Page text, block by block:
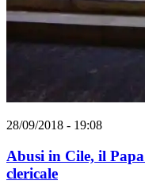
28/09/2018 - 19:08
Abusi in Cile, il
clericale